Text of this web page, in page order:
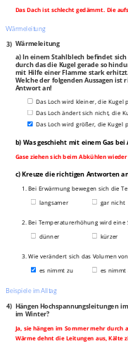
Das Dach ist schlecht gedämmt. Die
Wärmeleitung
3) Wärmeleitung
a) In einem Stahlblech befindet sich
durch das die Kugel gerade so
mit Hilfe einer Flamme stark erhitzt.
Welche der folgenden Aussagen ist
Antwort an!
Das Loch wird kleiner, die Kugel
Das Loch ändert sich nicht, die
Das Loch wird größer, die Kugel
b) Was geschieht mit einem Gas bei
Gase ziehen sich beim Abkühlen
c) Kreuze die richtigen Antworten
1. Bei Erwärmung bewegen sich die
langsamer
gar nicht
2. Bei Temperaturerhöhung wird eine
dünner
kürzer
3. Wie verändert sich das Volumen
es nimmt zu
es nimmt
Beispiele im Alltag
4) Hängen Hochspannungsleitungen
im Winter?
Ja, sie hängen im Sommer mehr durch
Wärme dehnt die Leitungen aus, Kälte